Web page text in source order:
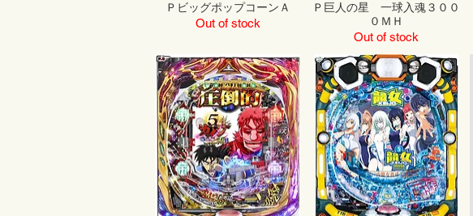
ＰビッグポップコーンＡ
Out of stock
Ｐ巨人の星 一球入魂３００
０ＭＨ
Out of stock